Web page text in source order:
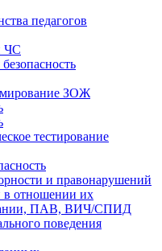
педагогов
ЧС
ЗОЖ
тестирование
и правонарушений
в отношении их
ПАВ, ВИЧ/СПИД
поведения